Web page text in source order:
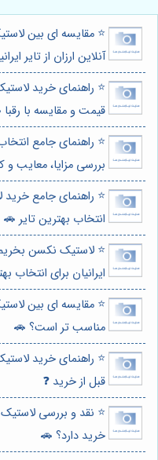
⭐️ مقایسه ای بین
آنلاین ارزان از تایر
⭐️ راهنمای خرید
قیمت و مقایسه با
⭐️ راهنمای جامع
بررسی مزایا، معایب و
⭐️ راهنمای جامع
انتخاب بهترین تایر 🚗
ایرانیان برای انتخاب
⭐️ مقایسه ای بین
مناسب تر است؟ 🚗
⭐️ راهنمای خرید
قبل از خرید ❓
⭐️ نقد و بررسی
خرید دارد؟ 🚗